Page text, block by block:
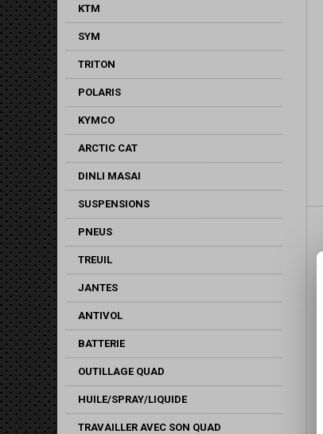
KTM
SYM
TRITON
POLARIS
KYMCO
ARCTIC CAT
DINLI MASAI
SUSPENSIONS
PNEUS
TREUIL
JANTES
ANTIVOL
BATTERIE
OUTILLAGE QUAD
HUILE/SPRAY/LIQUIDE
TRAVAILLER AVEC SON QUAD